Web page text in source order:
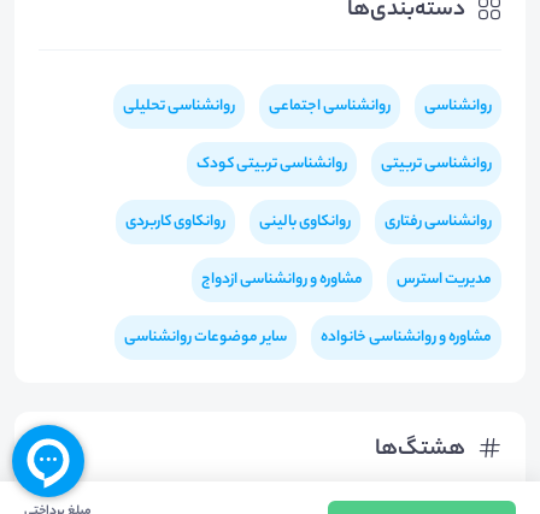
دسته‌بندی‌ها
روانشناسی روانشناسی اجتماعی روانشناسی تحلیلی
روانشناسی تربیتی روانشناسی تربیتی کودک
روانشناسی رفتاری روانکاوی بالینی روانکاوی کاربردی
مدیریت استرس مشاوره و روانشناسی ازدواج
مشاوره و روانشناسی خانواده سایر موضوعات روانشناسی
هشتگ‌ها